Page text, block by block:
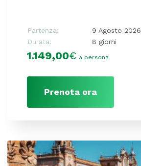
Partenza:
9 Agosto 2026
Durata:
8 giorni
1.149,00€ a persona
Prenota ora